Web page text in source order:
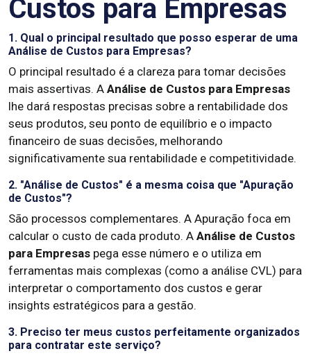
Custos para Empresas
1. Qual o principal resultado que posso esperar de uma
Análise de Custos para Empresas?
O principal resultado é a clareza para tomar decisões
mais assertivas. A Análise de Custos para Empresas
lhe dará respostas precisas sobre a rentabilidade dos
seus produtos, seu ponto de equilíbrio e o impacto
financeiro de suas decisões, melhorando
significativamente sua rentabilidade e competitividade.
2. "Análise de Custos" é a mesma coisa que "Apuração
de Custos"?
São processos complementares. A Apuração foca em
calcular o custo de cada produto. A Análise de Custos
para Empresas pega esse número e o utiliza em
ferramentas mais complexas (como a análise CVL) para
interpretar o comportamento dos custos e gerar
insights estratégicos para a gestão.
3. Preciso ter meus custos perfeitamente organizados
para contratar este serviço?